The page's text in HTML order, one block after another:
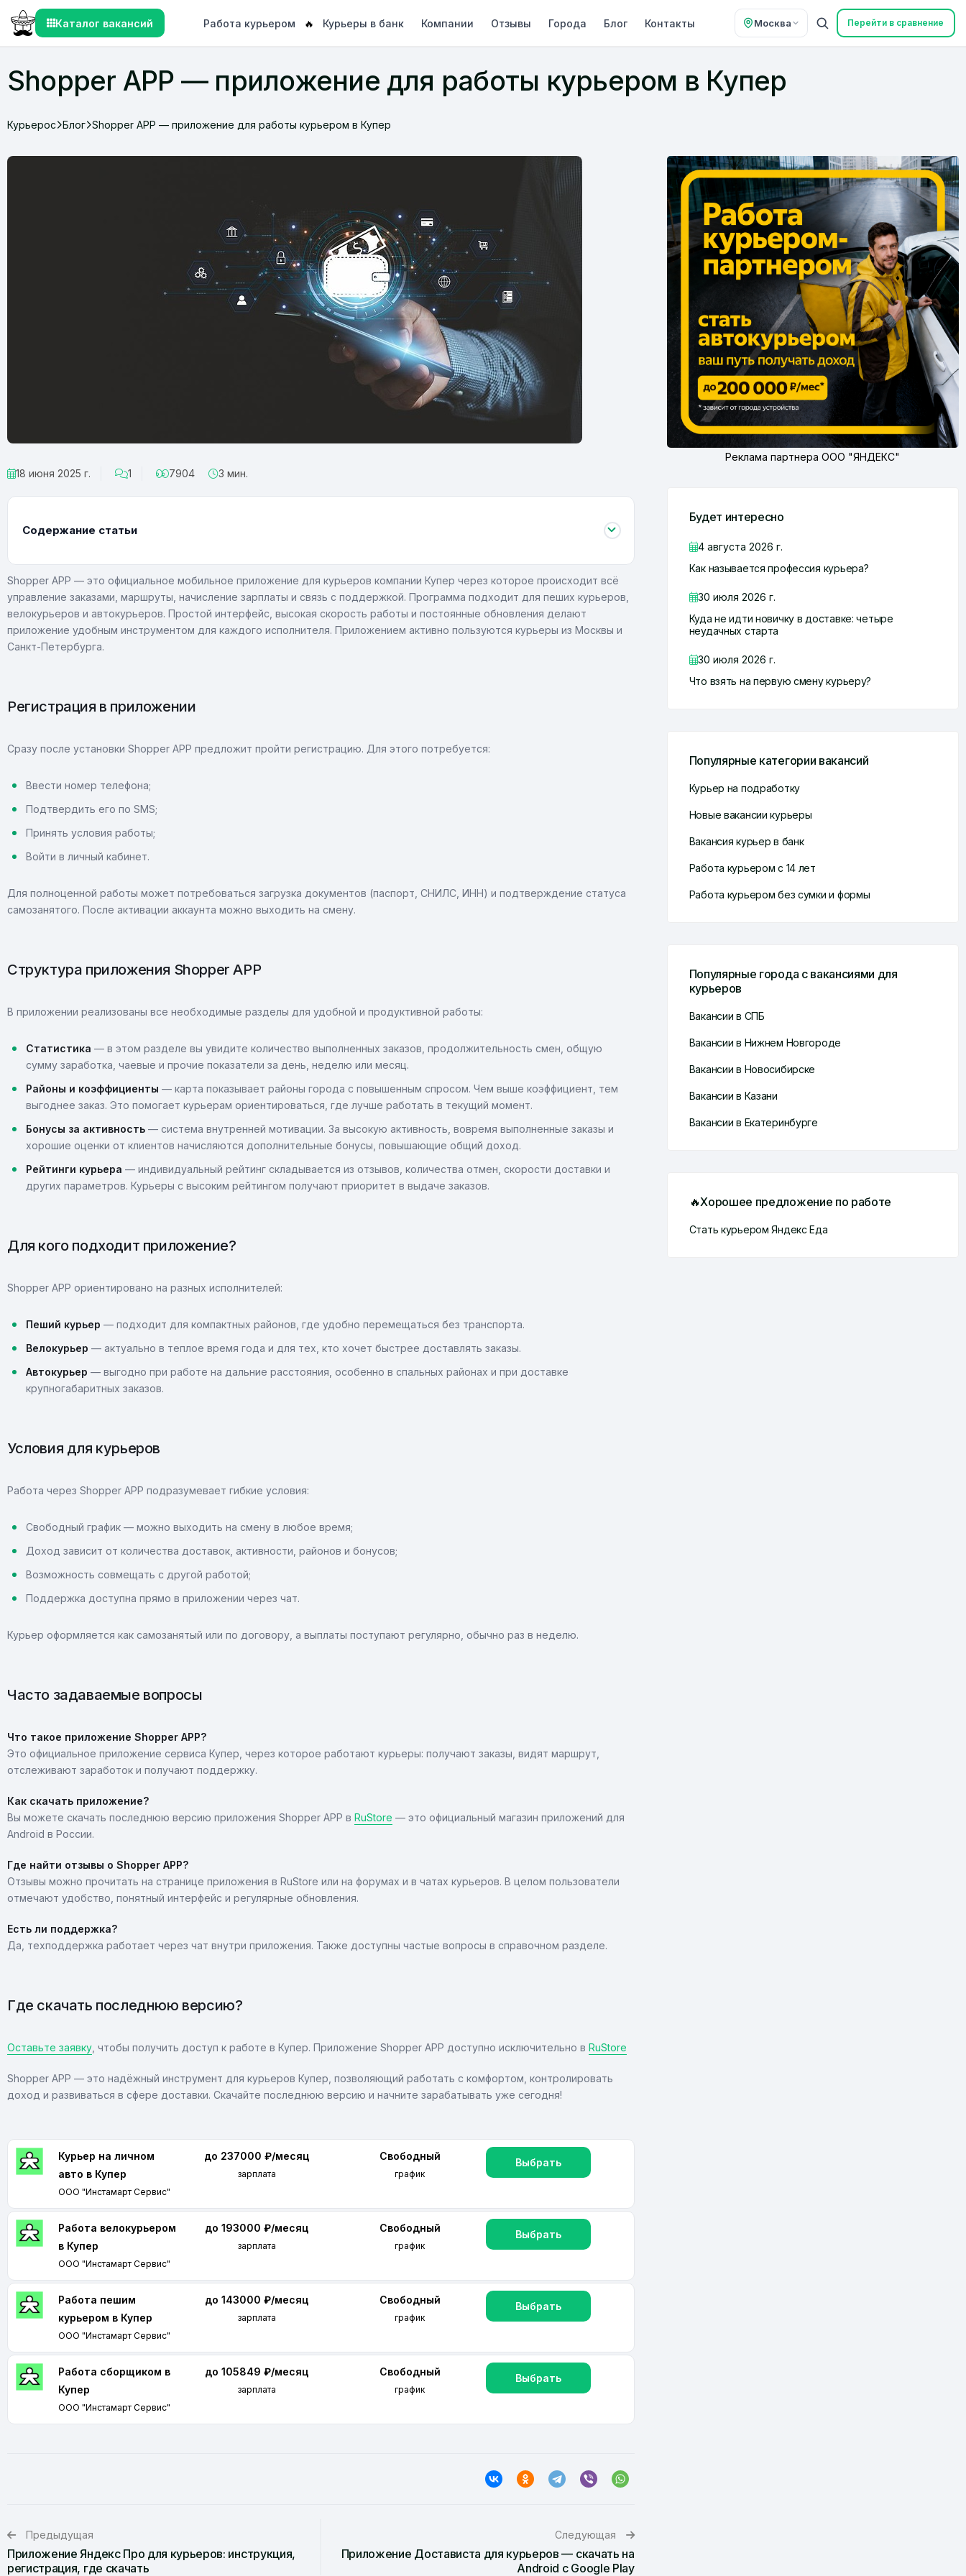
Каталог вакансий Работа курьером 🔥 Курьеры в банк Компании Отзывы Города Блог Контакты Москва Перейти в сравнение
Shopper APP — приложение для работы курьером в Купер
Курьерос Блог Shopper APP — приложение для работы курьером в Купер
18 июня 2025 г. 1 7904 3 мин.
Содержание статьи
Shopper APP — это официальное мобильное приложение для курьеров компании Купер через которое происходит всё
управление заказами, маршруты, начисление зарплаты и связь с поддержкой. Программа подходит для пеших курьеров,
велокурьеров и автокурьеров. Простой интерфейс, высокая скорость работы и постоянные обновления делают
приложение удобным инструментом для каждого исполнителя. Приложением активно пользуются курьеры из Москвы и
Санкт-Петербурга.
Регистрация в приложении
Сразу после установки Shopper APP предложит пройти регистрацию. Для этого потребуется:
Ввести номер телефона;
Подтвердить его по SMS;
Принять условия работы;
Войти в личный кабинет.
Для полноценной работы может потребоваться загрузка документов (паспорт, СНИЛС, ИНН) и подтверждение статуса
самозанятого. После активации аккаунта можно выходить на смену.
Структура приложения Shopper APP
В приложении реализованы все необходимые разделы для удобной и продуктивной работы:
Статистика — в этом разделе вы увидите количество выполненных заказов, продолжительность смен, общую
сумму заработка, чаевые и прочие показатели за день, неделю или месяц.
Районы и коэффициенты — карта показывает районы города с повышенным спросом. Чем выше коэффициент, тем
выгоднее заказ. Это помогает курьерам ориентироваться, где лучше работать в текущий момент.
Бонусы за активность — система внутренней мотивации. За высокую активность, вовремя выполненные заказы и
хорошие оценки от клиентов начисляются дополнительные бонусы, повышающие общий доход.
Рейтинги курьера — индивидуальный рейтинг складывается из отзывов, количества отмен, скорости доставки и
других параметров. Курьеры с высоким рейтингом получают приоритет в выдаче заказов.
Для кого подходит приложение?
Shopper APP ориентировано на разных исполнителей:
Пеший курьер — подходит для компактных районов, где удобно перемещаться без транспорта.
Велокурьер — актуально в теплое время года и для тех, кто хочет быстрее доставлять заказы.
Автокурьер — выгодно при работе на дальние расстояния, особенно в спальных районах и при доставке
крупногабаритных заказов.
Условия для курьеров
Работа через Shopper APP подразумевает гибкие условия:
Свободный график — можно выходить на смену в любое время;
Доход зависит от количества доставок, активности, районов и бонусов;
Возможность совмещать с другой работой;
Поддержка доступна прямо в приложении через чат.
Курьер оформляется как самозанятый или по договору, а выплаты поступают регулярно, обычно раз в неделю.
Часто задаваемые вопросы
Что такое приложение Shopper APP?
Это официальное приложение сервиса Купер, через которое работают курьеры: получают заказы, видят маршрут,
отслеживают заработок и получают поддержку.
Как скачать приложение?
Вы можете скачать последнюю версию приложения Shopper APP в RuStore — это официальный магазин приложений для
Android в России.
Где найти отзывы о Shopper APP?
Отзывы можно прочитать на странице приложения в RuStore или на форумах и в чатах курьеров. В целом пользователи
отмечают удобство, понятный интерфейс и регулярные обновления.
Есть ли поддержка?
Да, техподдержка работает через чат внутри приложения. Также доступны частые вопросы в справочном разделе.
Где скачать последнюю версию?
Оставьте заявку , чтобы получить доступ к работе в Купер. Приложение Shopper APP доступно исключительно в RuStore
Shopper APP — это надёжный инструмент для курьеров Купер, позволяющий работать с комфортом, контролировать
доход и развиваться в сфере доставки. Скачайте последнюю версию и начните зарабатывать уже сегодня!
Курьер на личном
авто в Купер
ООО "Инстамарт Сервис"
до 237000 ₽/месяц
зарплата
Свободный
график
Выбрать
Работа велокурьером
в Купер
ООО "Инстамарт Сервис"
до 193000 ₽/месяц
зарплата
Свободный
график
Выбрать
Работа пешим
курьером в Купер
ООО "Инстамарт Сервис"
до 143000 ₽/месяц
зарплата
Свободный
график
Выбрать
Работа сборщиком в
Купер
ООО "Инстамарт Сервис"
до 105849 ₽/месяц
зарплата
Свободный
график
Выбрать
Предыдущая
Приложение Яндекс Про для курьеров: инструкция,
регистрация, где скачать
Следующая
Приложение Достависта для курьеров — скачать на
Android с Google Play
Реклама партнера ООО "ЯНДЕКС"
Будет интересно
4 августа 2026 г.
Как называется профессия курьера?
30 июля 2026 г.
Куда не идти новичку в доставке: четыре
неудачных старта
30 июля 2026 г.
Что взять на первую смену курьеру?
Популярные категории вакансий
Курьер на подработку
Новые вакансии курьеры
Вакансия курьер в банк
Работа курьером с 14 лет
Работа курьером без сумки и формы
Популярные города с вакансиями для
курьеров
Вакансии в СПБ
Вакансии в Нижнем Новгороде
Вакансии в Новосибирске
Вакансии в Казани
Вакансии в Екатеринбурге
🔥Хорошее предложение по работе
Стать курьером Яндекс Еда